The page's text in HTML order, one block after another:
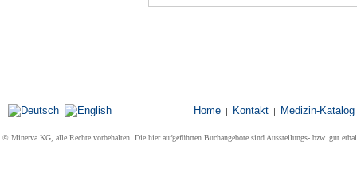
Home | Kontakt | Medizin-Katalog
© Minerva KG, alle Rechte vorbehalten. Die hier aufgeführten Buchangebote sind Ausstellungs- bzw. gut